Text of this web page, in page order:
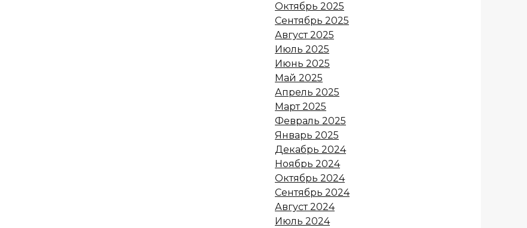
Октябрь 2025
Сентябрь 2025
Август 2025
Июль 2025
Июнь 2025
Май 2025
Апрель 2025
Март 2025
Февраль 2025
Январь 2025
Декабрь 2024
Ноябрь 2024
Октябрь 2024
Сентябрь 2024
Август 2024
Июль 2024